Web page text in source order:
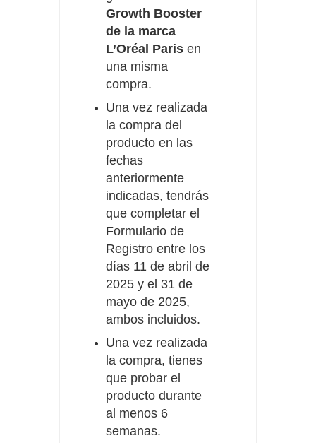
Growth Booster
de la marca
L’Oréal Paris en
una misma
compra.
Una vez realizada
la compra del
producto en las
fechas
anteriormente
indicadas, tendrás
que completar el
Formulario de
Registro entre los
días 11 de abril de
2025 y el 31 de
mayo de 2025,
ambos incluidos.
Una vez realizada
la compra, tienes
que probar el
producto durante
al menos 6
semanas.